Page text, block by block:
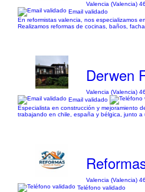
Valencia (Valencia)
Email validado
En reformistas valencia, nos especializamos
Realizamos reformas de cocinas, baños,
Derwen
Valencia (Valencia)
Email validado
Especialista en construcción y mejoramiento
trabajando en chile, españa y bélgica, junto
Valencia (Valencia)
Teléfono validado